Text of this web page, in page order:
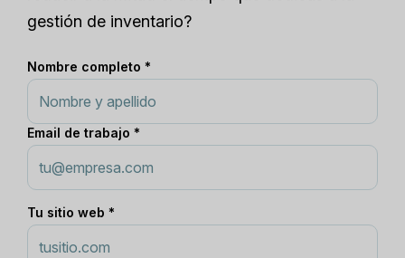
gestión de inventario?
Nombre completo *
Email de trabajo *
Tu sitio web *